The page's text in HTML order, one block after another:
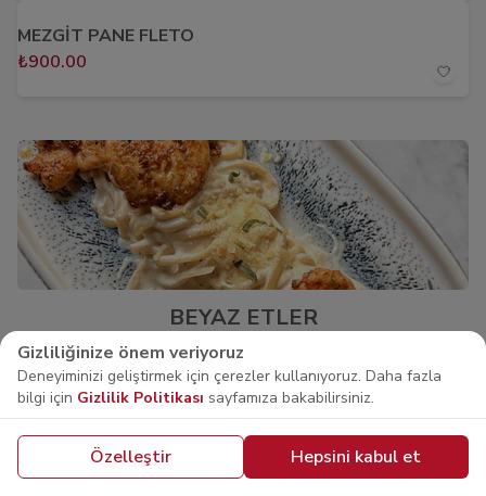
MEZGİT PANE FLETO
₺900.00
BEYAZ ETLER
TAVUK KÜLBASTI
Buğday risottosu yatağında tavuk külbastı
₺960.00
Gizliliğinize önem veriyoruz
Deneyiminizi geliştirmek için çerezler kullanıyoruz. Daha fazla
bilgi için Gizlilik Politikası sayfamıza bakabilirsiniz.
Özelleştir Hepsini kabul et